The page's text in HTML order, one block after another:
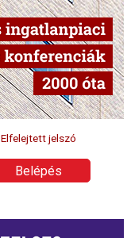
Elfelejtett jelszó
Belépés